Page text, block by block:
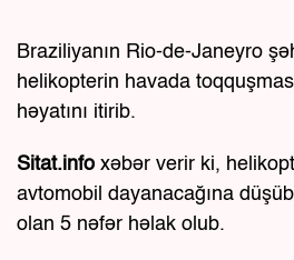
Braziliyanın Rio-de-Janeyro
helikopterin havada
həyatını itirib.
Sitat.info xəbər verir ki,
avtomobil dayanacağına
olan 5 nəfər həlak olub.